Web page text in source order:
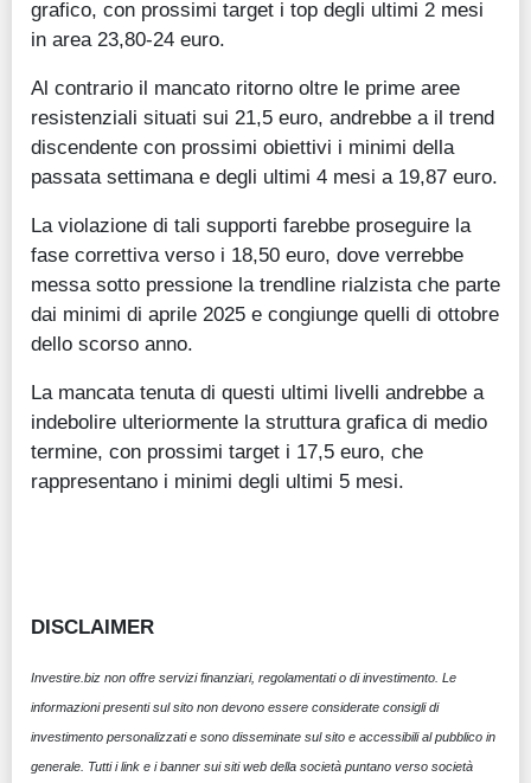
grafico, con prossimi target i top degli ultimi 2 mesi
in area 23,80-24 euro.
Al contrario il mancato ritorno oltre le prime aree
resistenziali situati sui 21,5 euro, andrebbe a il trend
discendente con prossimi obiettivi i minimi della
passata settimana e degli ultimi 4 mesi a 19,87 euro.
La violazione di tali supporti farebbe proseguire la
fase correttiva verso i 18,50 euro, dove verrebbe
messa sotto pressione la trendline rialzista che parte
dai minimi di aprile 2025 e congiunge quelli di ottobre
dello scorso anno.
La mancata tenuta di questi ultimi livelli andrebbe a
indebolire ulteriormente la struttura grafica di medio
termine, con prossimi target i 17,5 euro, che
rappresentano i minimi degli ultimi 5 mesi.
DISCLAIMER
Investire.biz non offre servizi finanziari, regolamentati o di investimento. Le
informazioni presenti sul sito non devono essere considerate consigli di
investimento personalizzati e sono disseminate sul sito e accessibili al pubblico in
generale. Tutti i link e i banner sui siti web della società puntano verso società